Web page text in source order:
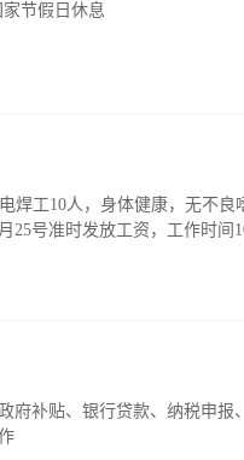
节假日休息
焊工10人，身体健康，无不良
25号准时发放工资，工作时间
府补贴、银行贷款、纳税申